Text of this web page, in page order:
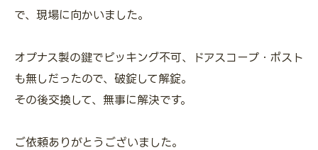
で、現場に向かいました。
オプナス製の鍵でピッキング不可、ドアスコープ・ポスト
も無しだったので、破錠して解錠。
その後交換して、無事に解決です。
ご依頼ありがとうございました。